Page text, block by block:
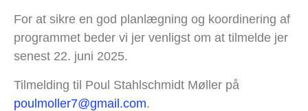
For at sikre en god planlægning og koordinering af
programmet beder vi jer venligst om at tilmelde jer
senest 22. juni 2025.
Tilmelding til Poul Stahlschmidt Møller på
poulmoller7@gmail.com.